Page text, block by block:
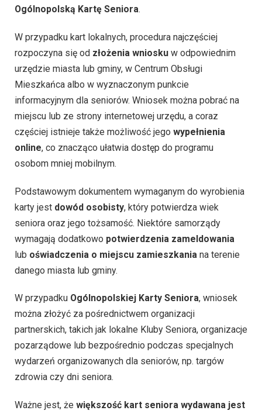
Ogólnopolską Kartę Seniora.
W przypadku kart lokalnych, procedura najczęściej
rozpoczyna się od złożenia wniosku w odpowiednim
urzędzie miasta lub gminy, w Centrum Obsługi
Mieszkańca albo w wyznaczonym punkcie
informacyjnym dla seniorów. Wniosek można pobrać na
miejscu lub ze strony internetowej urzędu, a coraz
częściej istnieje także możliwość jego wypełnienia
online, co znacząco ułatwia dostęp do programu
osobom mniej mobilnym.
Podstawowym dokumentem wymaganym do wyrobienia
karty jest dowód osobisty, który potwierdza wiek
seniora oraz jego tożsamość. Niektóre samorządy
wymagają dodatkowo potwierdzenia zameldowania
lub oświadczenia o miejscu zamieszkania na terenie
danego miasta lub gminy.
W przypadku Ogólnopolskiej Karty Seniora, wniosek
można złożyć za pośrednictwem organizacji
partnerskich, takich jak lokalne Kluby Seniora, organizacje
pozarządowe lub bezpośrednio podczas specjalnych
wydarzeń organizowanych dla seniorów, np. targów
zdrowia czy dni seniora.
Ważne jest, że większość kart seniora wydawana jest